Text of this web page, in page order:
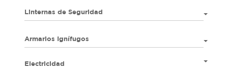
Linternas de Seguridad
Armarios Ignífugos
Electricidad